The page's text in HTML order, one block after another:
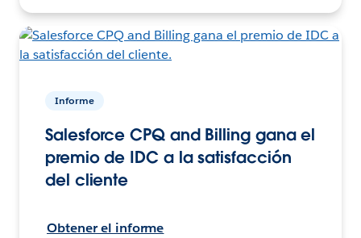
Informe
Salesforce CPQ and Billing gana el
premio de IDC a la satisfacción
del cliente
Obtener el informe